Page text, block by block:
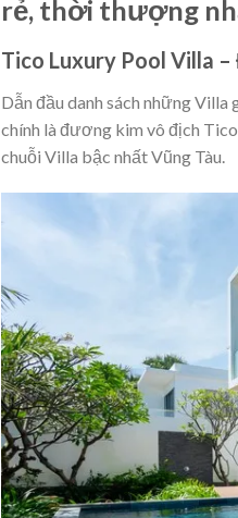
rẻ, thời thượng
Tico Luxury Pool Villa
Dẫn đầu danh sách những
chính là đương kim vô địch
chuỗi Villa bậc nhất Vũng Tàu.